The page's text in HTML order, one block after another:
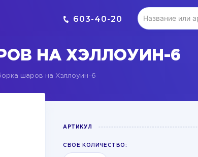
603-40-20
НА ХЭЛЛОУИН-6
шаров на Хэллоуин-6
АРТИКУЛ
СВОЕ КОЛИЧЕСТВО: